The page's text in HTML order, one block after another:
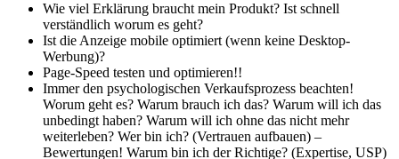
Wie viel Erklärung braucht mein Produkt? Ist schnell
verständlich worum es geht?
Ist die Anzeige mobile optimiert (wenn keine Desktop-
Werbung)?
Page-Speed testen und optimieren!!
Immer den psychologischen Verkaufsprozess beachten!
Worum geht es? Warum brauch ich das? Warum will ich das
unbedingt haben? Warum will ich ohne das nicht mehr
weiterleben? Wer bin ich? (Vertrauen aufbauen) –
Bewertungen! Warum bin ich der Richtige? (Expertise, USP)